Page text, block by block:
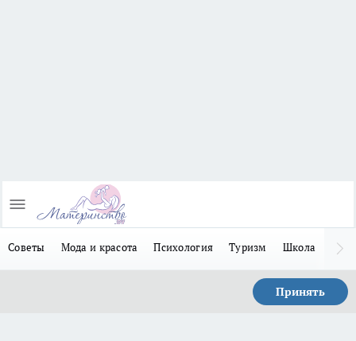
Советы Мода и красота Психология Туризм Школа
Принять